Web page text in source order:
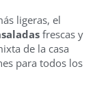
ligeras, el
frescas y
de la casa
para todos los